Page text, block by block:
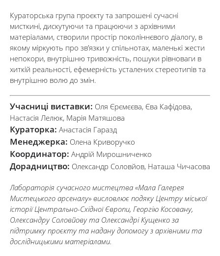
Кураторська група проєкту та запрошені сучасні
мисткині, дискутуючи та працюючи з архівними
матеріалами, створили простір поколіннєвого діалогу, в
якому міркують про звʼязки у спільнотах, маленькі жести
непокори, внутрішню тривожність, пошуки рівноваги в
хиткій реальності, ефемерність усталених стереотипів та
внутрішню волю до змін.
Учасниці виставки: Оля Єрємєєва, Єва Кафідова,
Настасія Лелюк, Марія Матяшова
Кураторка: Анастасія Гаразд
Менеджерка: Олена Криворучко
Координатор: Андрій Мирошниченко
Дорадництво: Олександр Соловйов, Наташа Чичасова
Лабораторія сучасного мистецтва «Мала Галерея
Мистецького арсеналу» висловлює подяку Центру міської
історії Центрально-Східної Європи, Георгію Косовану,
Олександру Соловйову та Олександрі Кущенко за
підтримку проєкту та надану допомогу з архівними та
дослідницькими матеріалами.